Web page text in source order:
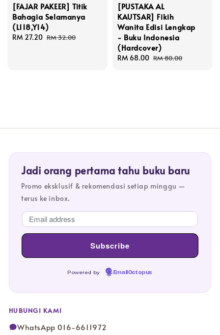
[FAJAR PAKEER] Titik
Bahagia Selamanya
(L118,Y14)
Sale
RM 27.20 Regular
RM 32.00
[PUSTAKA AL
KAUTSAR] Fikih
Wanita Edisi Lengkap
- Buku Indonesia
(Hardcover)
Sale
RM 68.00 Regular
RM 80.00
Jadi orang pertama tahu buku baru
Promo eksklusif & rekomendasi setiap minggu —
terus ke inbox.
Powered by EmailOctopus
HUBUNGI KAMI
WhatsApp 016-6611972